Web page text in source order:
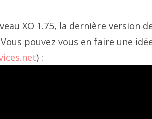
XO 1.75, la dernière version
pouvez vous en faire une
) :